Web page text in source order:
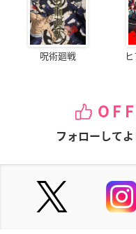
呪術廻戦
フォローして